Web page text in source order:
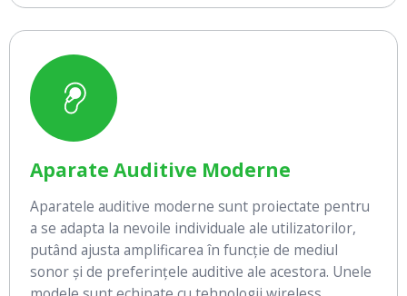
Aparate Auditive Moderne
Aparatele auditive moderne sunt proiectate pentru
a se adapta la nevoile individuale ale utilizatorilor,
putând ajusta amplificarea în funcție de mediul
sonor și de preferințele auditive ale acestora. Unele